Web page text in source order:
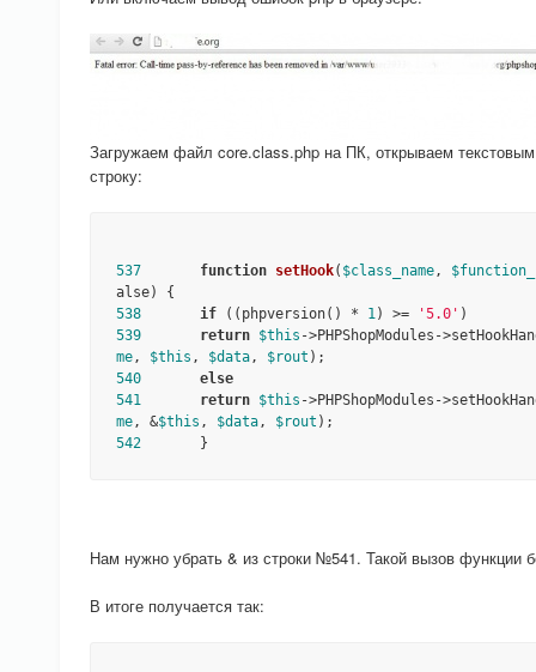
Загружаем файл core.class.php на ПК, открываем
строку:
537 function setHook( $class_name,
alse)
538
if ((phpversion() * 1) >= '5.0'
539
return $this ->PHPShopModules-
me, $this , $data, $rout
540
else
541
return $this ->PHPShopModules-
me, &$this , $data, $rout
542
       }
Нам нужно убрать & из строки №541. Такой вызов функции
В итоге получается так: